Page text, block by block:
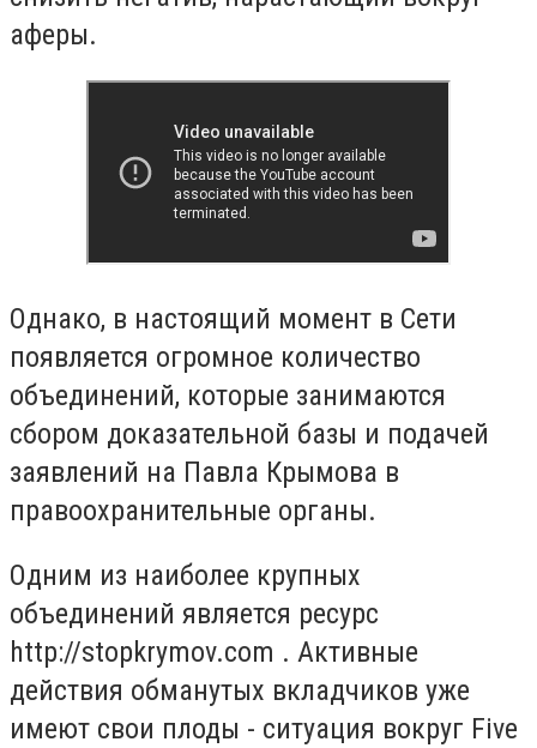
аферы.
Однако, в настоящий момент в Сети
появляется огромное количество
объединений, которые занимаются
сбором доказательной базы и подачей
заявлений на Павла Крымова в
правоохранительные органы.
Одним из наиболее крупных
объединений является ресурс
http://stopkrymov.com . Активные
действия обманутых вкладчиков уже
имеют свои плоды - ситуация вокруг Five